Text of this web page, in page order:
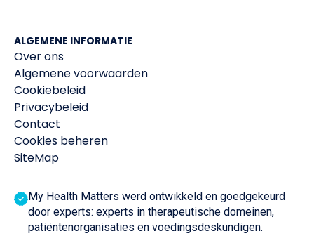
ALGEMENE INFORMATIE
Over ons
Algemene voorwaarden
Cookiebeleid
Privacybeleid
Contact
Cookies beheren
SiteMap
My Health Matters werd ontwikkeld en goedgekeurd
door experts: experts in therapeutische domeinen,
patiëntenorganisaties en voedingsdeskundigen.